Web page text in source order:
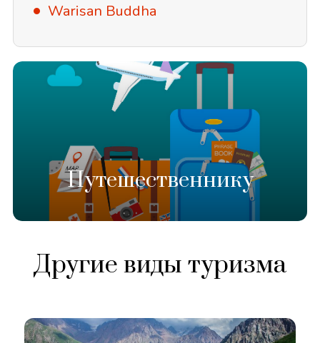
Warisan Buddha
Путешественнику
Другие виды туризма